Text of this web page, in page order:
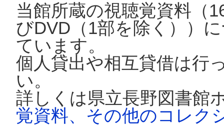
当館所蔵の視聴覚資料（
びDVD（1部を除く））
ています。
個人貸出や相互貸借は行
い。
詳しくは県立長野図書館
覚資料、その他のコレク